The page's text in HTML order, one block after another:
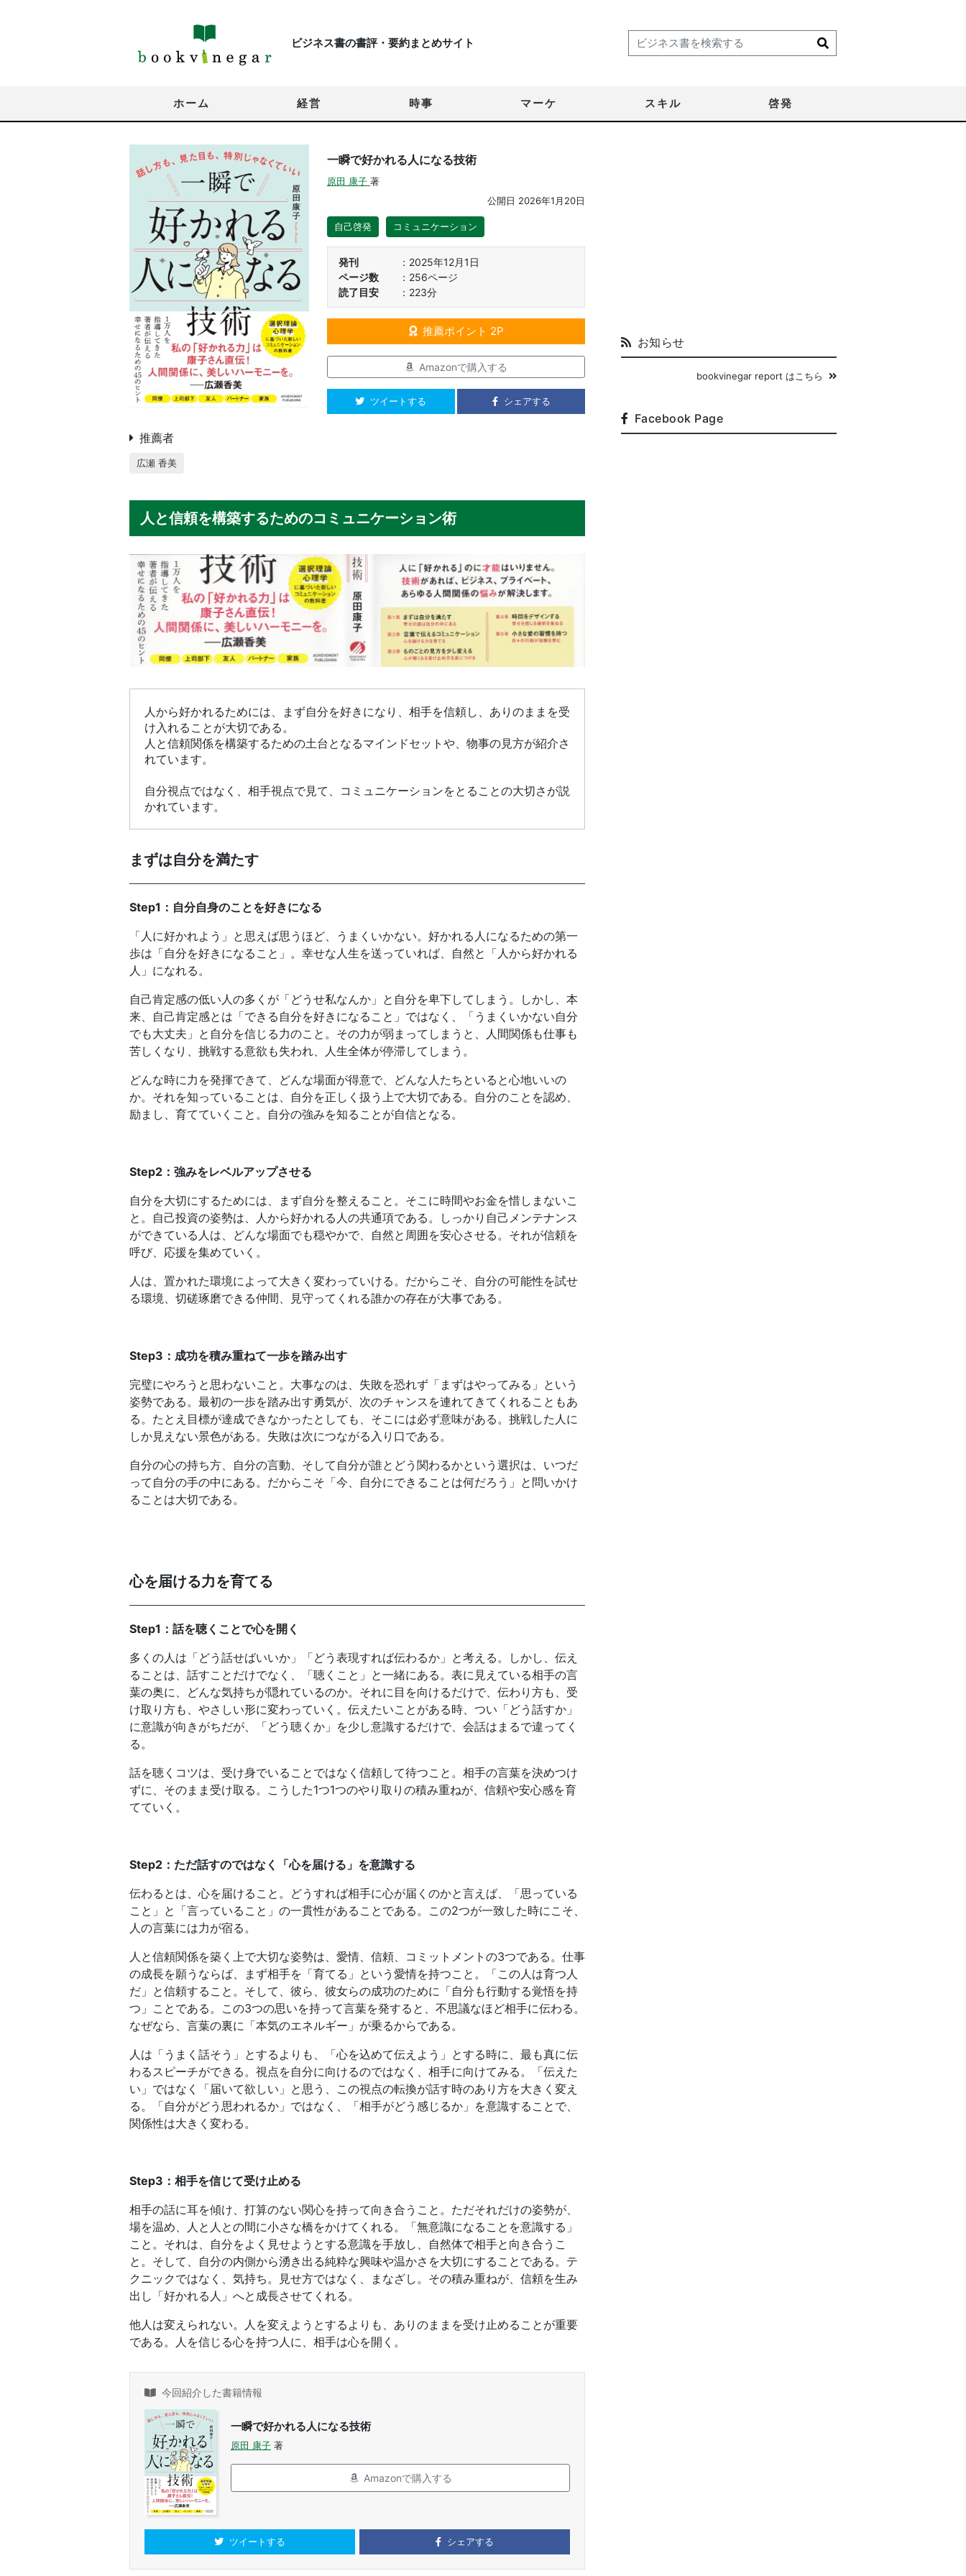
ビジネス書の書評・要約まとめサイト
ホーム 経営 時事 マーケ スキル 啓発
一瞬で好かれる人になる技術
原田 康子 著
公開日 2026年1月20日
自己啓発 コミュニケーション
発刊
2025年12月1日
ページ数
256ページ
読了目安
223分
推薦ポイント 2P
Amazonで購入する
ツイートする シェアする
推薦者
広瀬 香美
人と信頼を構築するためのコミュニケーション術
人から好かれるためには、まず自分を好きになり、相手を信頼し、ありのままを受
け入れることが大切である。
人と信頼関係を構築するための土台となるマインドセットや、物事の見方が紹介さ
れています。
自分視点ではなく、相手視点で見て、コミュニケーションをとることの大切さが説
かれています。
まずは自分を満たす
Step1：自分自身のことを好きになる
「人に好かれよう」と思えば思うほど、うまくいかない。好かれる人になるための第一
歩は「自分を好きになること」。幸せな人生を送っていれば、自然と「人から好かれる
人」になれる。
自己肯定感の低い人の多くが「どうせ私なんか」と自分を卑下してしまう。しかし、本
来、自己肯定感とは「できる自分を好きになること」ではなく、「うまくいかない自分
でも大丈夫」と自分を信じる力のこと。その力が弱まってしまうと、人間関係も仕事も
苦しくなり、挑戦する意欲も失われ、人生全体が停滞してしまう。
どんな時に力を発揮できて、どんな場面が得意で、どんな人たちといると心地いいの
か。それを知っていることは、自分を正しく扱う上で大切である。自分のことを認め、
励まし、育てていくこと。自分の強みを知ることが自信となる。
Step2：強みをレベルアップさせる
自分を大切にするためには、まず自分を整えること。そこに時間やお金を惜しまないこ
と。自己投資の姿勢は、人から好かれる人の共通項である。しっかり自己メンテナンス
ができている人は、どんな場面でも穏やかで、自然と周囲を安心させる。それが信頼を
呼び、応援を集めていく。
人は、置かれた環境によって大きく変わっていける。だからこそ、自分の可能性を試せ
る環境、切磋琢磨できる仲間、見守ってくれる誰かの存在が大事である。
Step3：成功を積み重ねて一歩を踏み出す
完璧にやろうと思わないこと。大事なのは、失敗を恐れず「まずはやってみる」という
姿勢である。最初の一歩を踏み出す勇気が、次のチャンスを連れてきてくれることもあ
る。たとえ目標が達成できなかったとしても、そこには必ず意味がある。挑戦した人に
しか見えない景色がある。失敗は次につながる入り口である。
自分の心の持ち方、自分の言動、そして自分が誰とどう関わるかという選択は、いつだ
って自分の手の中にある。だからこそ「今、自分にできることは何だろう」と問いかけ
ることは大切である。
心を届ける力を育てる
Step1：話を聴くことで心を開く
多くの人は「どう話せばいいか」「どう表現すれば伝わるか」と考える。しかし、伝え
ることは、話すことだけでなく、「聴くこと」と一緒にある。表に見えている相手の言
葉の奥に、どんな気持ちが隠れているのか。それに目を向けるだけで、伝わり方も、受
け取り方も、やさしい形に変わっていく。伝えたいことがある時、つい「どう話すか」
に意識が向きがちだが、「どう聴くか」を少し意識するだけで、会話はまるで違ってく
る。
話を聴くコツは、受け身でいることではなく信頼して待つこと。相手の言葉を決めつけ
ずに、そのまま受け取る。こうした1つ1つのやり取りの積み重ねが、信頼や安心感を育
てていく。
Step2：ただ話すのではなく「心を届ける」を意識する
伝わるとは、心を届けること。どうすれば相手に心が届くのかと言えば、「思っている
こと」と「言っていること」の一貫性があることである。この2つが一致した時にこそ、
人の言葉には力が宿る。
人と信頼関係を築く上で大切な姿勢は、愛情、信頼、コミットメントの3つである。仕事
の成長を願うならば、まず相手を「育てる」という愛情を持つこと。「この人は育つ人
だ」と信頼すること。そして、彼ら、彼女らの成功のために「自分も行動する覚悟を持
つ」ことである。この3つの思いを持って言葉を発すると、不思議なほど相手に伝わる。
なぜなら、言葉の裏に「本気のエネルギー」が乗るからである。
人は「うまく話そう」とするよりも、「心を込めて伝えよう」とする時に、最も真に伝
わるスピーチができる。視点を自分に向けるのではなく、相手に向けてみる。「伝えた
い」ではなく「届いて欲しい」と思う、この視点の転換が話す時のあり方を大きく変え
る。「自分がどう思われるか」ではなく、「相手がどう感じるか」を意識することで、
関係性は大きく変わる。
Step3：相手を信じて受け止める
相手の話に耳を傾け、打算のない関心を持って向き合うこと。ただそれだけの姿勢が、
場を温め、人と人との間に小さな橋をかけてくれる。「無意識になることを意識する」
こと。それは、自分をよく見せようとする意識を手放し、自然体で相手と向き合うこ
と。そして、自分の内側から湧き出る純粋な興味や温かさを大切にすることである。テ
クニックではなく、気持ち。見せ方ではなく、まなざし。その積み重ねが、信頼を生み
出し「好かれる人」へと成長させてくれる。
他人は変えられない。人を変えようとするよりも、ありのままを受け止めることが重要
である。人を信じる心を持つ人に、相手は心を開く。
今回紹介した書籍情報
一瞬で好かれる人になる技術
原田 康子 著
Amazonで購入する
ツイートする シェアする
お知らせ
bookvinegar report はこちら
Facebook Page